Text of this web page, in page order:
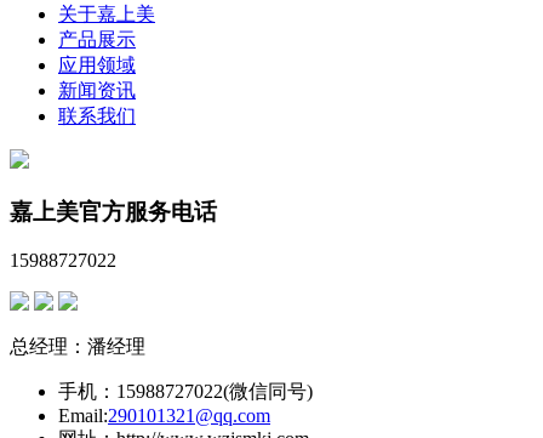
关于嘉上美
产品展示
应用领域
新闻资讯
联系我们
嘉上美官方服务电话
15988727022
总经理：潘经理
手机：15988727022(微信同号)
Email:290101321@qq.com